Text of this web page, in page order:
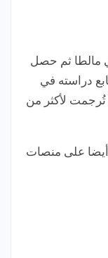
ديبونو في 19 مايو 1933 في مالطا ثم حصل
دراسته في
ألّف أكثر من 75 كتابا تُرجمت لأكثر من
أيضا على منصات